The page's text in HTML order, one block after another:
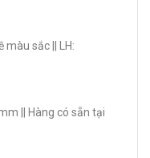
sắc || LH:
|| Hàng có sẵn tại